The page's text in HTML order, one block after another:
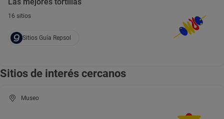
16 sitios
Sitios Guía Repsol
Sitios de interés cercanos
Museo